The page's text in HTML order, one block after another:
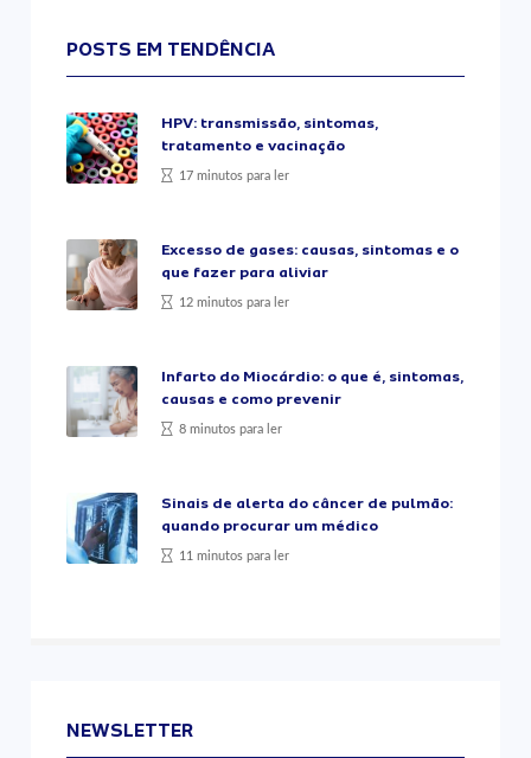
POSTS EM TENDÊNCIA
HPV: transmissão, sintomas,
tratamento e vacinação
17 minutos para ler
Excesso de gases: causas, sintomas e o
que fazer para aliviar
12 minutos para ler
Infarto do Miocárdio: o que é, sintomas,
causas e como prevenir
8 minutos para ler
Sinais de alerta do câncer de pulmão:
quando procurar um médico
11 minutos para ler
NEWSLETTER